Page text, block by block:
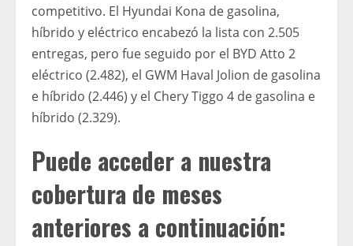
competitivo. El Hyundai Kona de gasolina,
híbrido y eléctrico encabezó la lista con 2.505
entregas, pero fue seguido por el BYD Atto 2
eléctrico (2.482), el GWM Haval Jolion de gasolina
e híbrido (2.446) y el Chery Tiggo 4 de gasolina e
híbrido (2.329).
Puede acceder a nuestra
cobertura de meses
anteriores a continuación: